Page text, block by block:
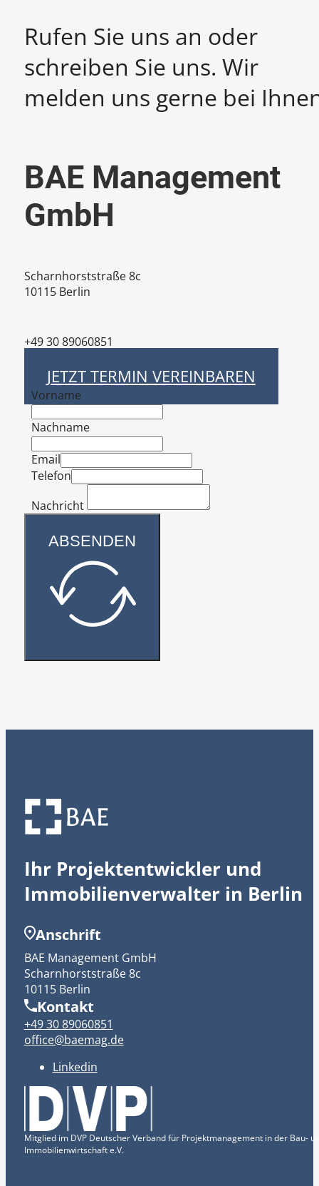
Rufen Sie uns an oder
schreiben Sie uns. Wir
melden uns gerne bei
BAE Management
GmbH
Scharnhorststraße 8c
10115 Berlin
+49 30 89060851
JETZT TERMIN VEREINBAREN
Vorname
Nachname
Email
Telefon
Nachricht
ABSENDEN
Ihr Projektentwickler und
Immobilienverwalter in Berlin
Anschrift
BAE Management GmbH
Scharnhorststraße 8c
10115 Berlin
Kontakt
+49 30 89060851
office@baemag.de
Linkedin
Mitglied im DVP Deutscher Verband für Projektmanagement in der Bau-
Immobilienwirtschaft e.V.